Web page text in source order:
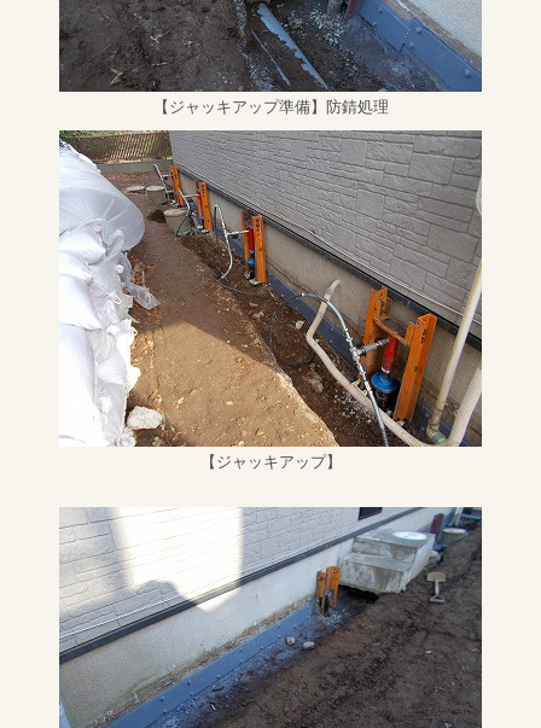
【ジャッキアップ準備】防錆処理
【ジャッキアップ】